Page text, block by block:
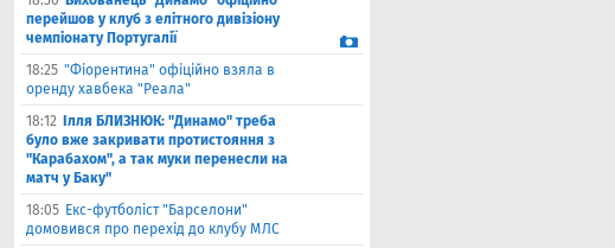
перейшов у клуб з елітного дивізіону
чемпіонату Португалії
18:25 "Фіорентина" офіційно взяла в
оренду хавбека "Реала"
18:12
Ілля БЛИЗНЮК: "Динамо" треба
було вже закривати протистояння з
"Карабахом", а так муки перенесли на
матч у Баку"
18:05 Екс-футболіст "Барселони"
домовився про перехід до клубу МЛС